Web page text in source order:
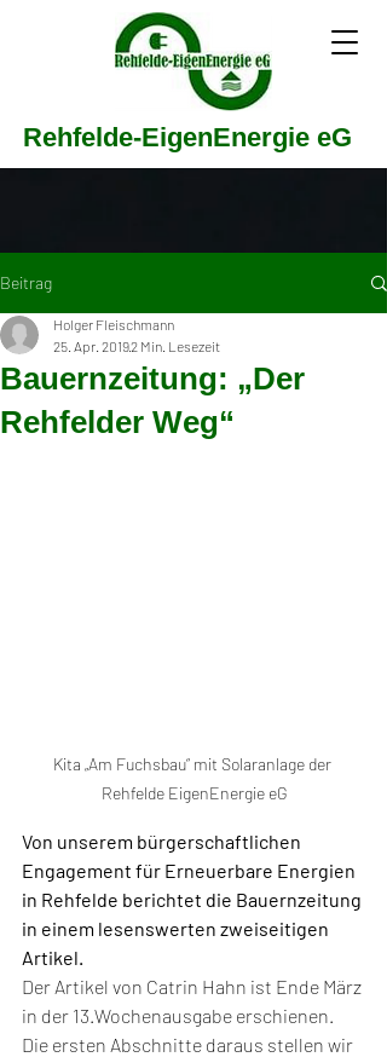
Rehfelde-EigenEnergie eG
Beitrag
Bauernzeitung: „Der
Rehfelder Weg“
Holger Fleischmann
25. Apr. 20192 Min. Lesezeit
Kita „Am Fuchsbau“ mit Solaranlage der
Rehfelde EigenEnergie eG
Von unserem bürgerschaftlichen
Engagement für Erneuerbare Energien
in Rehfelde berichtet die Bauernzeitung
in einem lesenswerten zweiseitigen
Artikel.
Der Artikel von Catrin Hahn ist Ende März
in der 13.Wochenausgabe erschienen.
Die ersten Abschnitte daraus stellen wir